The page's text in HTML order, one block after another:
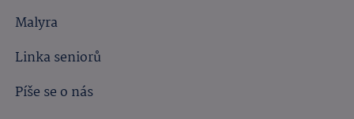
Malyra
Linka seniorů
Píše se o nás